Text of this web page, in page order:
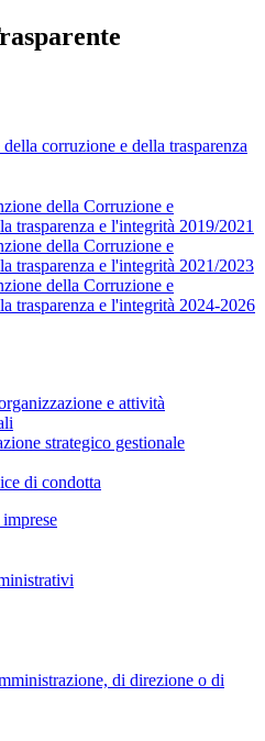
corruzione e della trasparenza
della Corruzione e
trasparenza e l'integrità 2019/2021
della Corruzione e
trasparenza e l'integrità 2021/2023
della Corruzione e
trasparenza e l'integrità 2024-2026
e attività
strategico gestionale
di condotta
di direzione o di